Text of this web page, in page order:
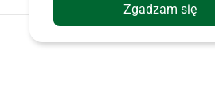
Zgadzam się